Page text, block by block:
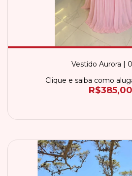
Vestido Aurora |
Clique e saiba como
R$385,00